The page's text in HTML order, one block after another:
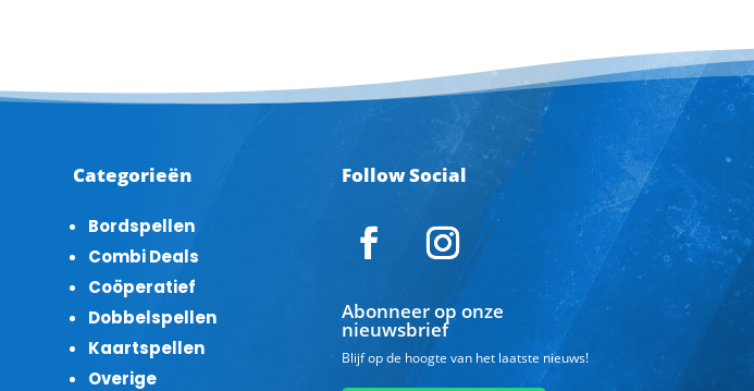
Categorieën
Bordspellen
Combi Deals
Coöperatief
Dobbelspellen
Kaartspellen
Overige
Follow Social
Abonneer op onze
nieuwsbrief
Blijf op de hoogte van het laatste nieuws!